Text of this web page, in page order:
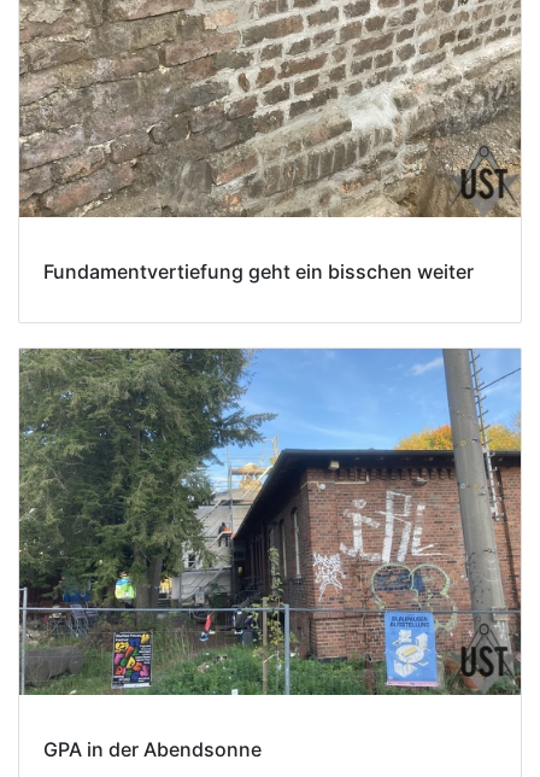
Fundamentvertiefung geht ein bisschen weiter
GPA in der Abendsonne